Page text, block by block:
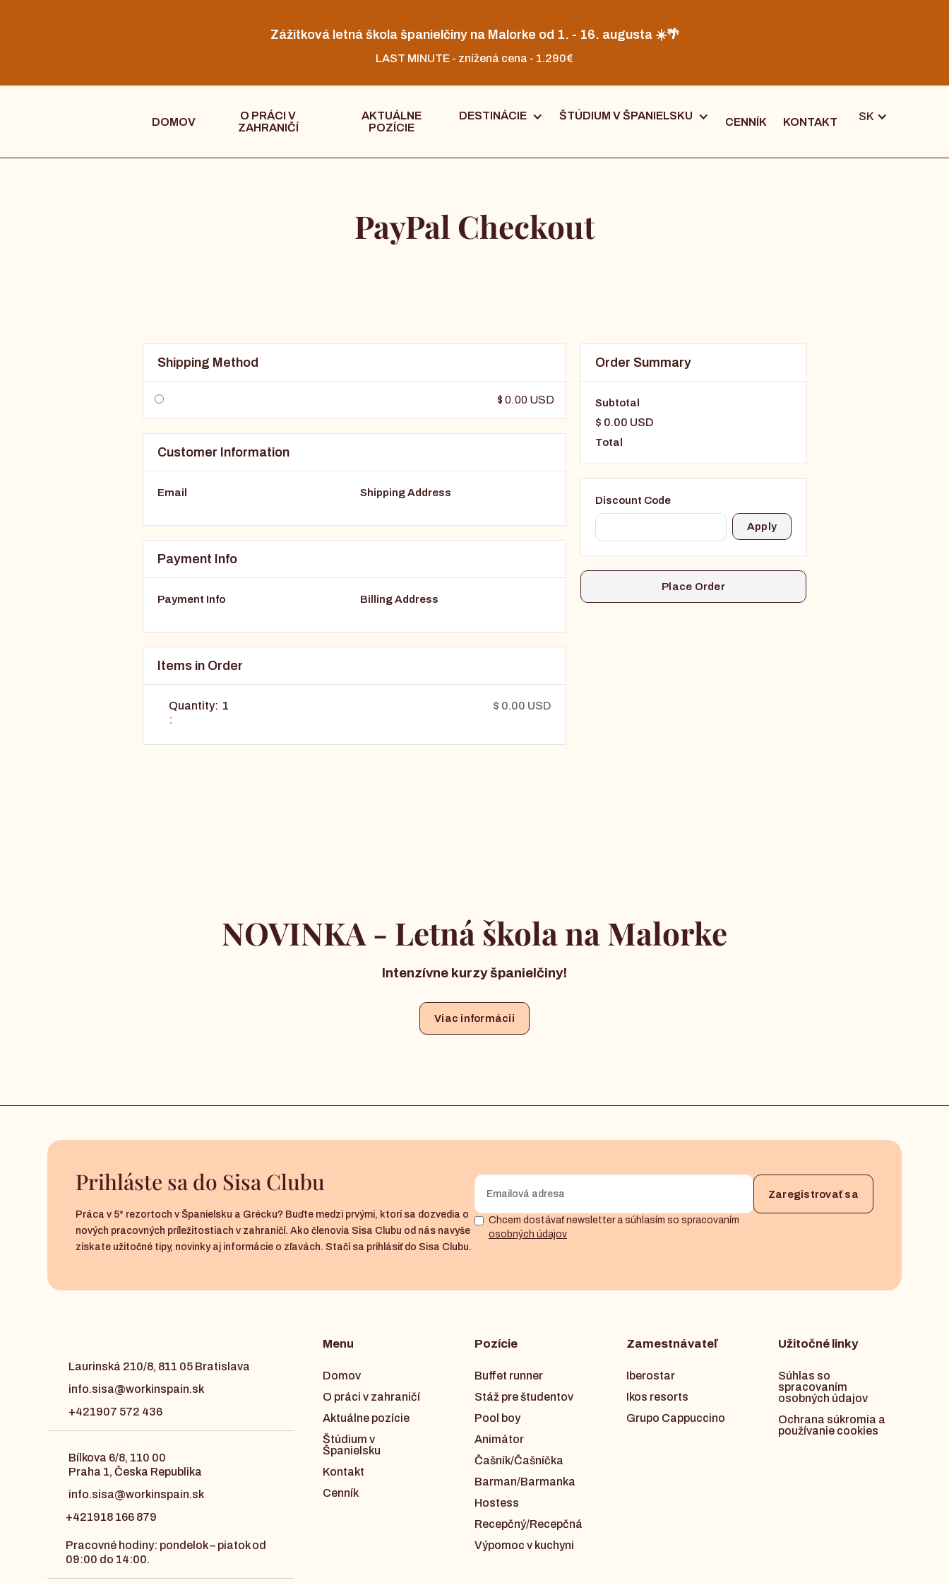
Zážitková letná škola španielčiny na Malorke od 1. - 16. augusta ☀️🌴
LAST MINUTE - znížená cena - 1.290€
DOMOV
O PRÁCI V
ZAHRANIČÍ
AKTUÁLNE
POZÍCIE
DESTINÁCIE ŠTÚDIUM V ŠPANIELSKU CENNÍK KONTAKT SK
PayPal Checkout
Shipping Method
$ 0.00 USD
Customer Information
Email Shipping Address
Payment Info
Payment Info Billing Address
Items in Order
1
:
$ 0.00 USD
Order Summary
Subtotal
$ 0.00 USD
Total
Discount Code
Apply
Place Order
NOVINKA - Letná škola na Malorke
Intenzívne kurzy španielčiny!
Viac informácii
Prihláste sa do Sisa Clubu
Práca v 5* rezortoch v Španielsku a Grécku? Buďte medzi prvými, ktorí sa dozvedia o
nových pracovných príležitostiach v zahraničí. Ako členovia Sisa Clubu od nás navyše
získate užitočné tipy, novinky aj informácie o zľavách. Stačí sa prihlásiť do Sisa Clubu.
Chcem dostávať newsletter a súhlasím so spracovaním
osobných údajov
Laurinská 210/8, 811 05 Bratislava
info.sisa@workinspain.sk
+421907 572 436
Bílkova 6/8, 110 00
Praha 1, Česka Republika
info.sisa@workinspain.sk
+421918 166 879
Pracovné hodiny: pondelok – piatok od
09:00 do 14:00.
Menu
Domov
O práci v zahraničí
Aktuálne pozície
Štúdium v
Španielsku
Kontakt
Cenník
Pozície
Buffet runner
Stáž pre študentov
Pool boy
Animátor
Čašník/Čašníčka
Barman/Barmanka
Hostess
Recepčný/Recepčná
Výpomoc v kuchyni
Zamestnávateľ
Iberostar
Ikos resorts
Grupo Cappuccino
Užitočné linky
Súhlas so
spracovaním
osobných údajov
Ochrana súkromia a
používanie cookies